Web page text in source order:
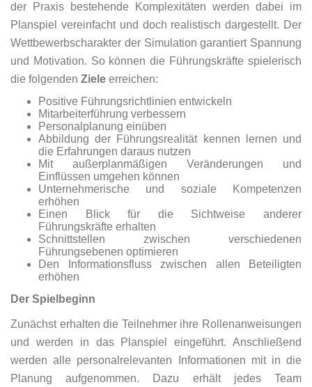
der Praxis bestehende Komplexitäten werden dabei im
Planspiel vereinfacht und doch realistisch dargestellt. Der
Wettbewerbscharakter der Simulation garantiert Spannung
und Motivation. So können die Führungskräfte spielerisch
die folgenden Ziele erreichen:
Positive Führungsrichtlinien entwickeln
Mitarbeiterführung verbessern
Personalplanung einüben
Abbildung der Führungsrealität kennen lernen und
die Erfahrungen daraus nutzen
Mit außerplanmäßigen Veränderungen und
Einflüssen umgehen können
Unternehmerische und soziale Kompetenzen
erhöhen
Einen Blick für die Sichtweise anderer
Führungskräfte erhalten
Schnittstellen zwischen verschiedenen
Führungsebenen optimieren
Den Informationsfluss zwischen allen Beteiligten
erhöhen
Der Spielbeginn
Zunächst erhalten die Teilnehmer ihre Rollenanweisungen
und werden in das Planspiel eingeführt. Anschließend
werden alle personalrelevanten Informationen mit in die
Planung aufgenommen. Dazu erhält jedes Team